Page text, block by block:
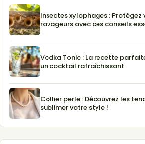
Insectes xylophages : Protégez
ravageurs avec ces conseils
Vodka Tonic : La recette
un cocktail rafraîchissant
Collier perle : Découvrez les
sublimer votre style !